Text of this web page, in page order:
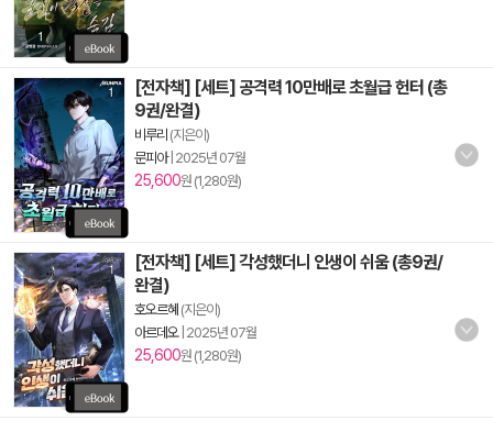
[전자책] [세트] 공격력 10만배로 초월급 헌터 (총
9권/완결)
비루리 (지은이)
문피아| 2025년 07월
25,600원 (1,280원)
[전자책] [세트] 각성했더니 인생이 쉬움 (총9권/
완결)
호오르혜 (지은이)
아르데오| 2025년 07월
25,600원 (1,280원)